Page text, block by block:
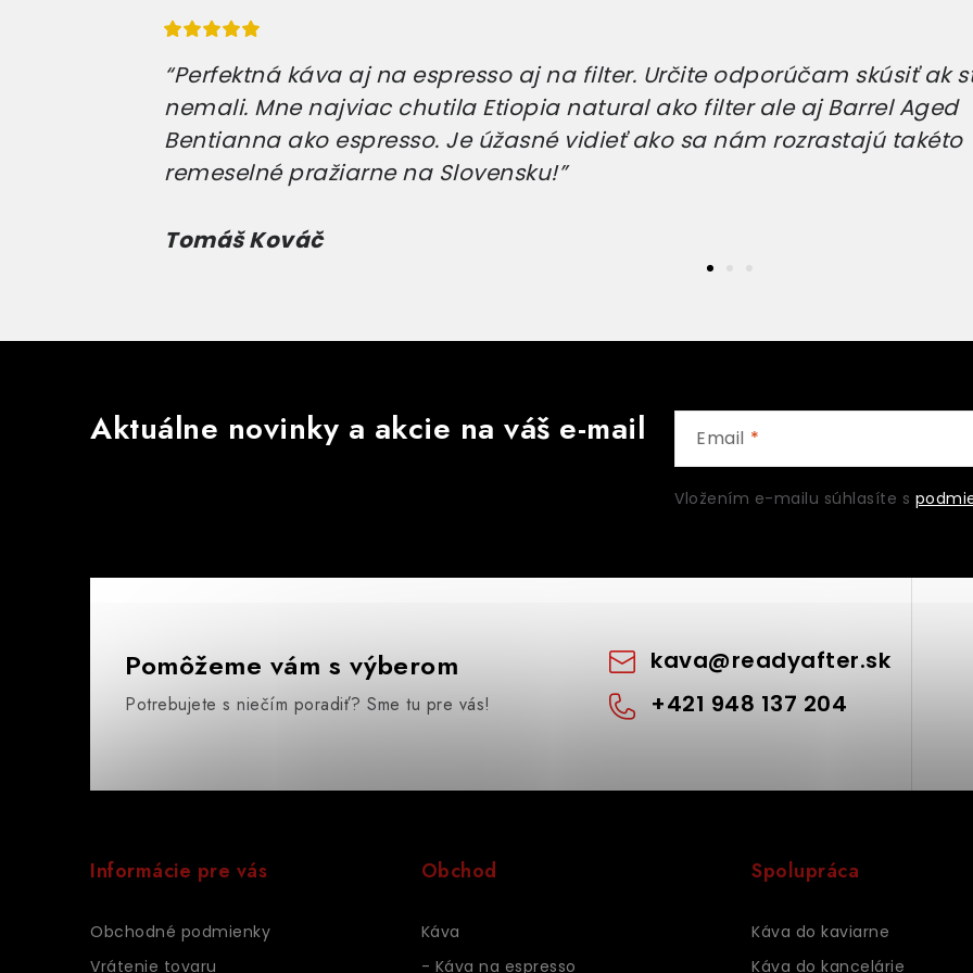
“Perfektná káva aj na espresso aj na filter. Určite odporúčam skúsiť ak
nemali. Mne najviac chutila Etiopia natural ako filter ale aj Barrel Aged
Bentianna ako espresso. Je úžasné vidieť ako sa nám rozrastajú takéto
remeselné pražiarne na Slovensku!”
Tomáš Kováč
Aktuálne novinky a akcie na váš e-mail Email
Vložením e-mailu súhlasíte s
Pomôžeme vám s výberom
Potrebujete s niečím poradiť? Sme tu pre vás!
kava@readyafter.sk
+421 948 137 204
Informácie pre vás
Obchodné podmienky
Vrátenie tovaru
Obchod
Káva
- Káva na espresso
Spolupráca
Káva do kaviarne
Káva do kancelárie